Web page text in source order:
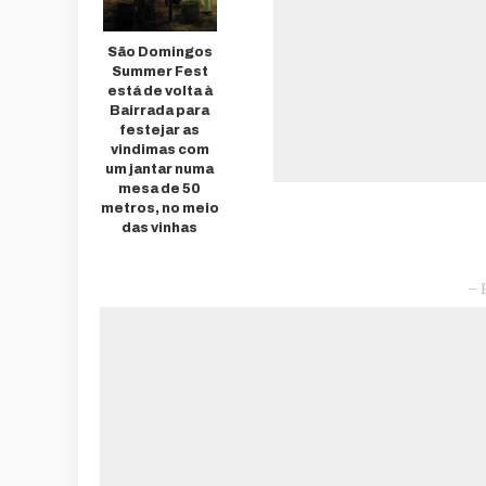
São Domingos
Summer Fest
está de volta à
Bairrada para
festejar as
vindimas com
um jantar numa
mesa de 50
metros, no meio
das vinhas
–